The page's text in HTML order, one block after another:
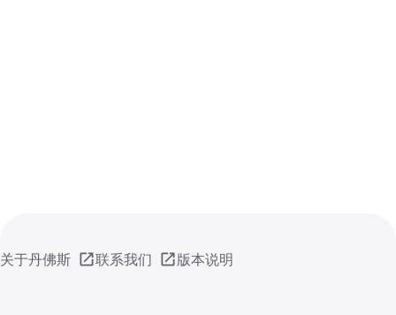
关于丹佛斯 联系我们 版本说明